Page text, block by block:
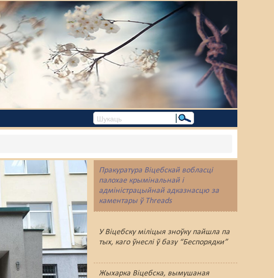
Пракуратура Віцебскай вобласці
палохае крымінальнай і
адміністрацыйнай адказнасцю за
каментары ў Threads
У Віцебску міліцыя зноўку пайшлa па
тых, каго ўнеслі ў базу “Беспорядки”
Жыхарка Віцебска, вымушаная